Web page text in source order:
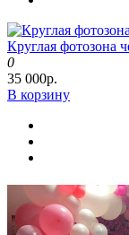
Круглая фотозона
0
35 000р.
В корзину